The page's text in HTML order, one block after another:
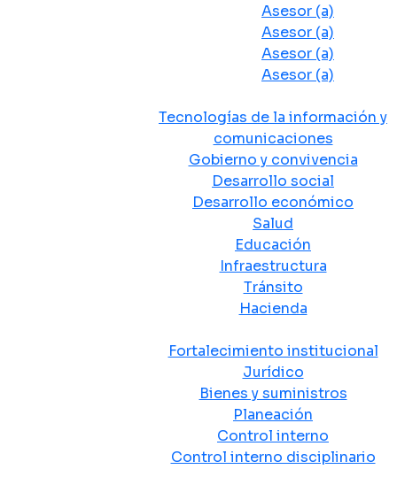
Asesor (a)
Asesor (a)
Asesor (a)
Asesor (a)
Tecnologías de la información y
comunicaciones
Gobierno y convivencia
Desarrollo social
Desarrollo económico
Salud
Educación
Infraestructura
Tránsito
Hacienda
Fortalecimiento institucional
Jurídico
Bienes y suministros
Planeación
Control interno
Control interno disciplinario